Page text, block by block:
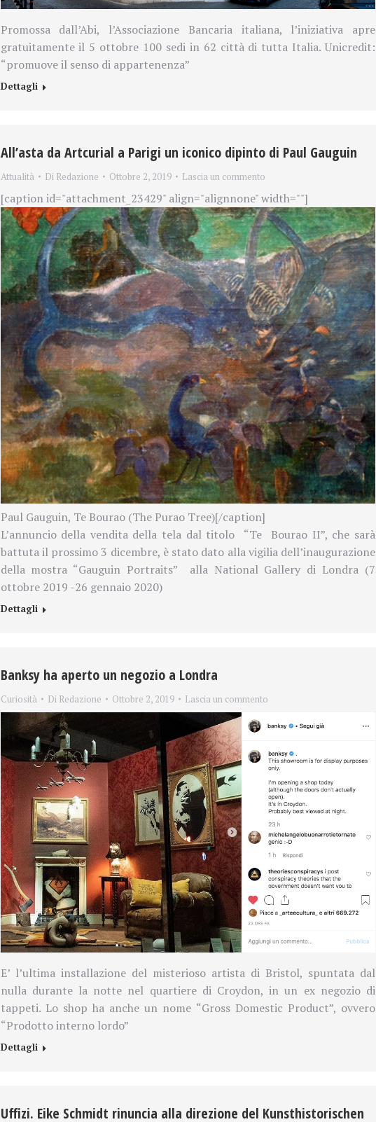
Promossa dall’Abi, l’Associazione Bancaria italiana, l’iniziativa apre
gratuitamente il 5 ottobre 100 sedi in 62 città di tutta Italia. Unicredit:
“promuove il senso di appartenenza”
Dettagli
All’asta da Artcurial a Parigi un iconico dipinto di Paul Gauguin
Attualità Di Redazione Ottobre 2, 2019 Lascia un commento
[caption id="attachment_23429" align="alignnone" width=""]
Paul Gauguin, Te Bourao (The Purao Tree)[/caption]
L’annuncio della vendita della tela dal titolo
“Te
Bourao II”, che sarà
battuta il prossimo 3 dicembre, è stato dato alla vigilia dell’inaugurazione
della mostra “Gauguin Portraits”
alla National Gallery di Londra (7
ottobre 2019 -26 gennaio 2020)
Dettagli
Banksy ha aperto un negozio a Londra
Curiosità Di Redazione Ottobre 2, 2019 Lascia un commento
E’ l’ultima installazione del misterioso artista di Bristol, spuntata dal
nulla durante la notte nel quartiere di Croydon, in un ex negozio di
tappeti. Lo shop ha anche un nome “Gross Domestic Product”, ovvero
“Prodotto interno lordo”
Dettagli
Uffizi. Eike Schmidt rinuncia alla direzione del Kunsthistorischen